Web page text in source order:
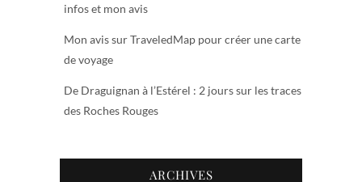
infos et mon avis
Mon avis sur TraveledMap pour créer une carte
de voyage
De Draguignan à l’Estérel : 2 jours sur les traces
des Roches Rouges
ARCHIVES